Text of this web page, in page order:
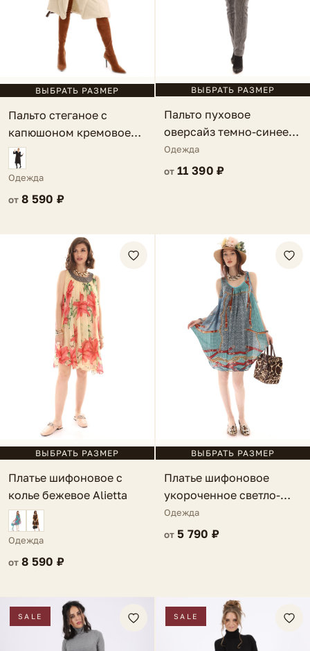
ВЫБРАТЬ РАЗМЕР
Пальто стеганое с
капюшоном кремовое
Olie
Одежда
от 8 590 ₽
ВЫБРАТЬ РАЗМЕР
Пальто пуховое
оверсайз темно-синее
Orvieto
Одежда
от 11 390 ₽
ВЫБРАТЬ РАЗМЕР
Платье шифоновое с
колье бежевое Alietta
Одежда
от 8 590 ₽
ВЫБРАТЬ РАЗМЕР
Платье шифоновое
укороченное светло-
синее Benettia
Одежда
от 5 790 ₽
SALE SALE